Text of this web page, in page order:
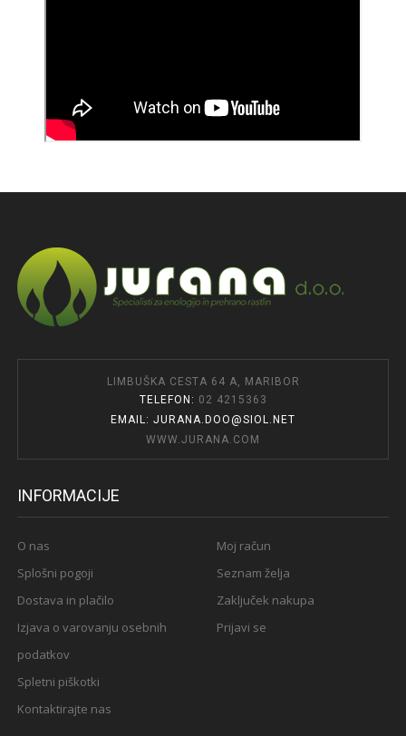
LIMBUŠKA CESTA 64 A, MARIBOR
TELEFON: 02 4215363
EMAIL: JURANA.DOO@SIOL.NET
WWW.JURANA.COM
INFORMACIJE
O nas
Splošni pogoji
Dostava in plačilo
Izjava o varovanju osebnih
podatkov
Spletni piškotki
Kontaktirajte nas
Moj račun
Seznam želja
Zaključek nakupa
Prijavi se